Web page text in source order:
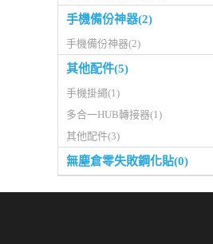
手機備份神器(2)
手機備份神器(2)
其他配件(5)
手機掛繩(1)
多合一HUB轉接器(1)
其他配件(3)
無塵倉零失敗鋼化貼(0)